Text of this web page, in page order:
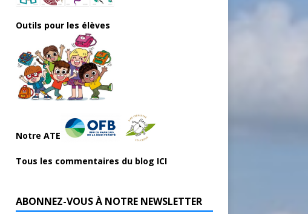
Outils pour les élèves
Notre ATE
Tous les commentaires du blog ICI
ABONNEZ-VOUS À NOTRE NEWSLETTER